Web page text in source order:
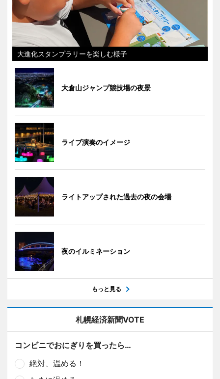
大進化スタンプラリーを楽しむ様子
大倉山ジャンプ競技場の夜景
ライブ演奏のイメージ
ライトアップされた過去の夜の会場
夜のイルミネーション
もっと見る
札幌経済新聞VOTE
コンビニでおにぎりを買ったら…
絶対、温める！